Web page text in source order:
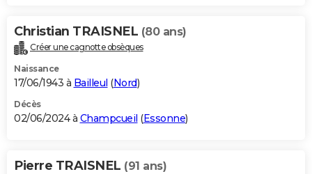
Christian TRAISNEL (80 ans)
Créer une cagnotte obsèques
Naissance
17/06/1943 à Bailleul (Nord)
Décès
02/06/2024 à Champcueil (Essonne)
Pierre TRAISNEL (91 ans)